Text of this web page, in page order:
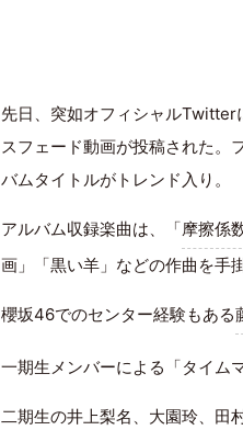
先日、突如オフィシャル
スフェード動画が投稿された。
バムタイトルがトレンド入り。
アルバム収録楽曲は、「摩擦係
画」「黒い羊」などの作曲を手
櫻坂46でのセンター経験もある
一期生メンバーによる「タイム
二期生の井上梨名 大園玲 田